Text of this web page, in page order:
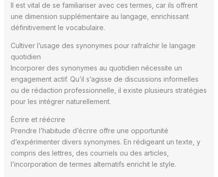
Il est vital de se familiariser avec ces termes, car ils offrent
une dimension supplémentaire au langage, enrichissant
définitivement le vocabulaire.
Cultiver l’usage des synonymes pour rafraîchir le langage
quotidien
Incorporer des synonymes au quotidien nécessite un
engagement actif. Qu’il s’agisse de discussions informelles
ou de rédaction professionnelle, il existe plusieurs stratégies
pour les intégrer naturellement.
Écrire et réécrire
Prendre l’habitude d’écrire offre une opportunité
d’expérimenter divers synonymes. En rédigeant un texte, y
compris des lettres, des courriels ou des articles,
l’incorporation de termes alternatifs enrichit le style.